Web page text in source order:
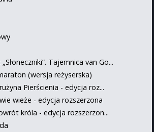
Tajemnica van Go...
(wersja reżyserska)
Pierścienia - edycja roz...
wieże - edycja rozszerzona
króla - edycja rozszerzon...